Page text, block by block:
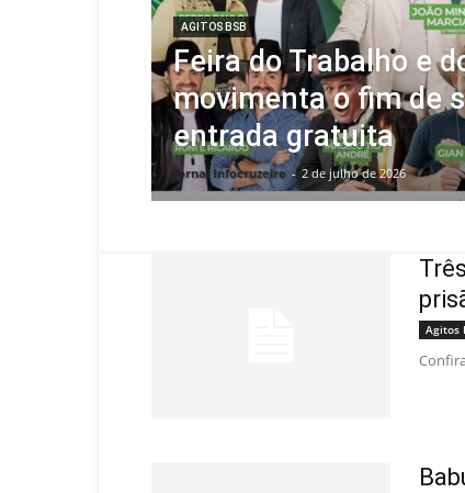
AGITOS BSB
Feira do Trabalho e
movimenta o fim de
entrada gratuita
Jornal Infocruzeiro - 2 de julho de 2026
Agitos